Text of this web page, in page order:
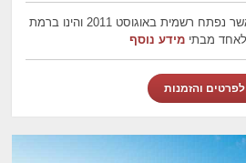
מלון רמדה נתניה הינו מלון אשר נפתח רשמית באוגוסט 2011 והינו ברמת
מידע נוסף
לפרטים והזמנות